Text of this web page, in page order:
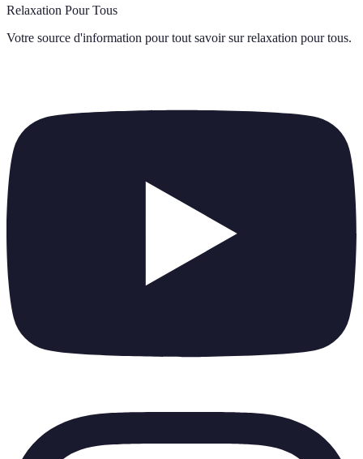
Relaxation Pour Tous
Votre source d'information pour tout savoir sur relaxation pour tous.